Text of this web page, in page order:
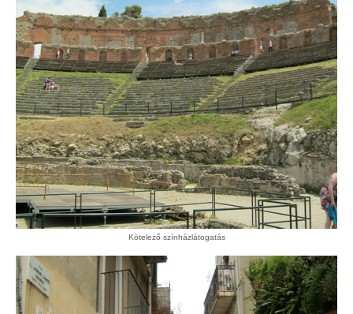
Kötelező színházlátogatás